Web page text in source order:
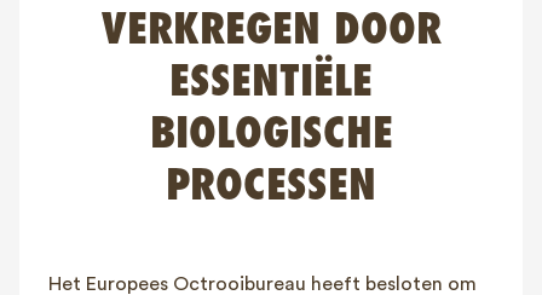
VERKREGEN DOOR
ESSENTIËLE
BIOLOGISCHE
PROCESSEN
Het Europees Octrooibureau heeft besloten om